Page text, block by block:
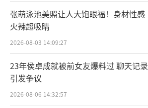
张萌泳池美照让人大饱眼福！身材性感
火辣超吸睛
2026-08-03 14:09:27
23年侯卓成就被前女友爆料过 聊天记录
引发争议
2026-08-06 14:32:57